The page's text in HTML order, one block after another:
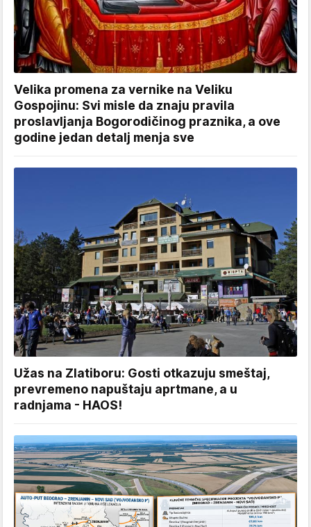
Velika promena za vernike na Veliku
Gospojinu: Svi misle da znaju pravila
proslavljanja Bogorodičinog praznika, a ove
godine jedan detalj menja sve
Užas na Zlatiboru: Gosti otkazuju smeštaj,
prevremeno napuštaju aprtmane, a u
radnjama - HAOS!